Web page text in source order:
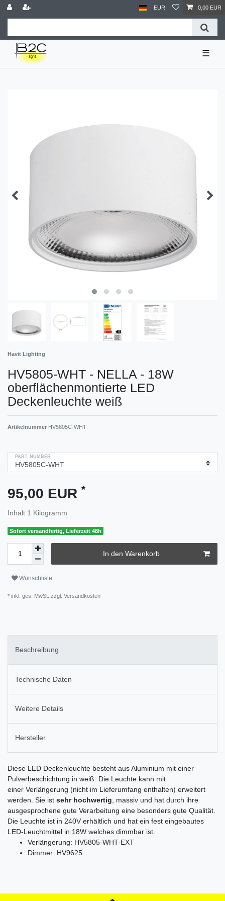
EUR 0,00 EUR
☰
Havit Lighting
HV5805-WHT - NELLA - 18W
oberflächenmontierte LED
Deckenleuchte weiß
Artikelnummer HV5805C-WHT
PART NUMBER
95,00 EUR *
Inhalt 1 Kilogramm
Sofort versandfertig, Lieferzeit 48h
In den Warenkorb
Wunschliste
* inkl. ges. MwSt. zzgl. Versandkosten
Beschreibung
Technische Daten
Weitere Details
Hersteller
Diese LED Deckenleuchte besteht aus Aluminium mit einer
Pulverbeschichtung in weiß. Die Leuchte kann mit
einer Verlängerung (nicht im Lieferumfang enthalten) erweitert
werden. Sie ist sehr hochwertig, massiv und hat durch ihre
ausgesprochene gute Verarbeitung eine besonders gute Qualität.
Die Leuchte ist in 240V erhältlich und hat ein fest eingebautes
LED-Leuchtmittel in 18W welches dimmbar ist.
Verlängerung: HV5805-WHT-EXT
Dimmer: HV9625